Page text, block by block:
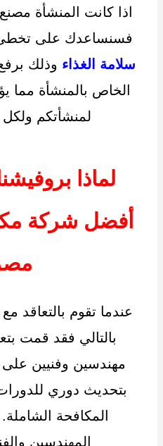
اذا كانت المنشأة مصنع
فسنساعدك على
سلامة الغذاء وذلك
الخاص بالمنشأة مما
لمنشأتكم
لماذا
أفضل شركة
عندما تقوم بالتعاقد
بالتالي فقد قمت
مهندسين وفنيين
بتحديث دوري
المكافحة
المهندسين